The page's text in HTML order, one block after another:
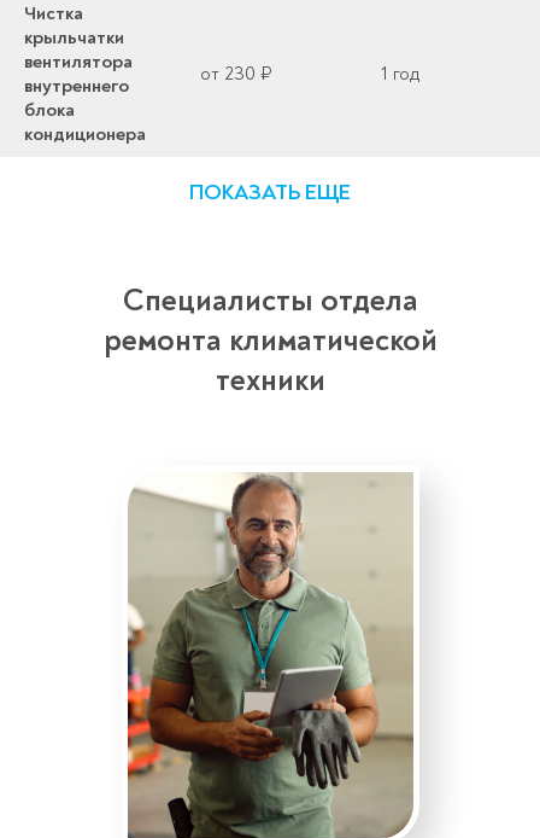
Чистка
крыльчатки
вентилятора
внутреннего
блока
кондиционера
от 230 ₽ 1 год
ПОКАЗАТЬ ЕЩЕ
Специалисты отдела
ремонта климатической
техники